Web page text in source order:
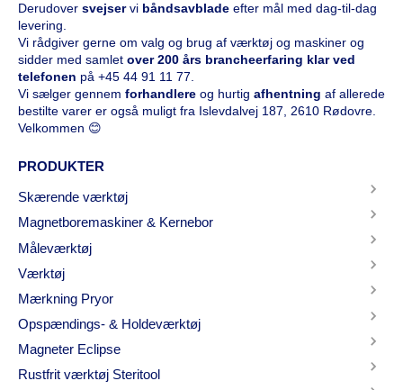
Derudover svejservi båndsavblade efter mål med dag-til-dag
levering.
Vi rådgiver gerne om valg og brug af værktøj og maskiner og
sidder med samlet over 200 års brancheerfaring klar ved
telefonen på +45 44 91 11 77
Vi sælger gennem forhandlere og hurtig afhentning af allerede
bestilte varer er også muligt fra Islevdalvej 187, 2610 Rødovre.
Velkommen 😊
PRODUKTER
Skærende værktøj
Magnetboremaskiner & Kernebor
Måleværktøj
Værktøj
Mærkning Pryor
Opspændings- & Holdeværktøj
Magneter Eclipse
Rustfrit værktøj Steritool